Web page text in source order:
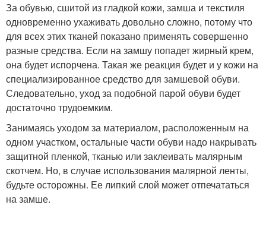
За обувью, сшитой из гладкой кожи, замша и текстиля
одновременно ухаживать довольно сложно, потому что
для всех этих тканей показано применять совершенно
разные средства. Если на замшу попадет жирный крем,
она будет испорчена. Такая же реакция будет и у кожи на
специализированное средство для замшевой обуви.
Следовательно, уход за подобной парой обуви будет
достаточно трудоемким.
Занимаясь уходом за материалом, расположенным на
одном участком, остальные части обуви надо накрывать
защитной пленкой, тканью или заклеивать малярным
скотчем. Но, в случае использования малярной ленты,
будьте осторожны. Ее липкий слой может отпечататься
на замше.